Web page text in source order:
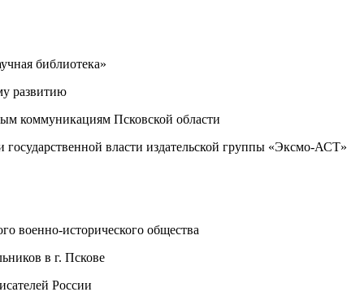
библиотека»
развитию
коммуникациям Псковской области
власти издательской группы «Эксмо-АСТ»
военно-исторического общества
в г. Пскове
России